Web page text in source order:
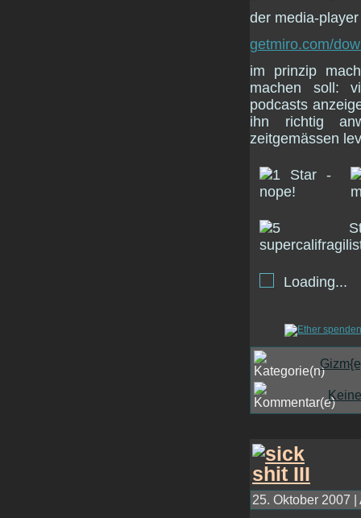
der media-
getmiro.com/
im prinzip
machen soll:
podcasts
ihn richtig
zeitgemässen
Loading...
25. Oktober 2007